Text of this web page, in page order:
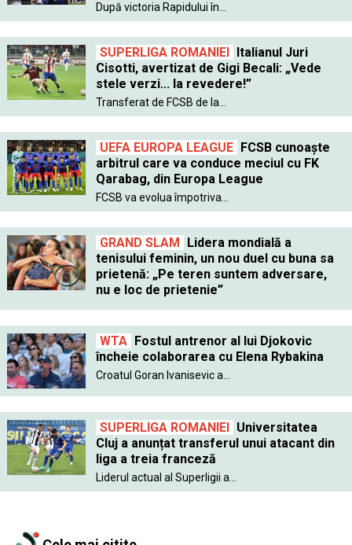
După victoria Rapidului în...
SUPERLIGA ROMANIEI Italianul Juri
Cisotti, avertizat de Gigi Becali: „Vede
stele verzi... la revedere!”
Transferat de FCSB de la...
UEFA EUROPA LEAGUE FCSB cunoaște
arbitrul care va conduce meciul cu FK
Qarabag, din Europa League
FCSB va evolua împotriva...
GRAND SLAM Lidera mondială a
tenisului feminin, un nou duel cu buna sa
prietenă: „Pe teren suntem adversare,
nu e loc de prietenie”
WTA Fostul antrenor al lui Djokovic
încheie colaborarea cu Elena Rybakina
Croatul Goran Ivanisevic a...
SUPERLIGA ROMANIEI Universitatea
Cluj a anunțat transferul unui atacant din
liga a treia franceză
Liderul actual al Superligii a...